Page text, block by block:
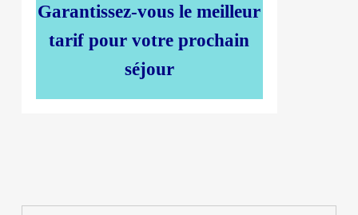
Garantissez-vous le meilleur
tarif pour votre prochain
séjour